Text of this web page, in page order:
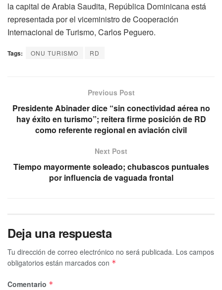
la capital de Arabia Saudita, República Dominicana está
representada por el viceministro de Cooperación
Internacional de Turismo, Carlos Peguero.
Tags: ONU TURISMO RD
Previous Post
Presidente Abinader dice “sin conectividad aérea no
hay éxito en turismo”; reitera firme posición de RD
como referente regional en aviación civil
Next Post
Tiempo mayormente soleado; chubascos puntuales
por influencia de vaguada frontal
Deja una respuesta
Tu dirección de correo electrónico no será publicada. Los campos
obligatorios están marcados con *
Comentario *